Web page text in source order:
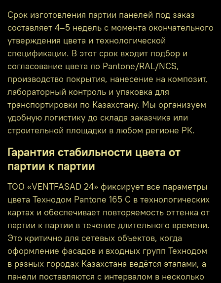
Срок изготовления партии панелей под заказ
составляет 4–5 недель с момента окончательного
утверждения цвета и технологической
спецификации. В этот срок входит подбор и
согласование цвета по Pantone/RAL/NCS,
производство покрытия, нанесение на композит,
лабораторный контроль и упаковка для
транспортировки по Казахстану. Мы организуем
удобную логистику до склада заказчика или
строительной площадки в любом регионе РК.
Гарантия стабильности цвета от
партии к партии
ТОО «VENTFASAD 24» фиксирует все параметры
цвета Технодом Pantone 165 C в технологических
картах и обеспечивает повторяемость оттенка от
партии к партии в течение длительного времени.
Это критично для сетевых объектов, когда
оформление фасадов и входных групп Технодом
в разных городах Казахстана ведётся этапами, а
панели поставляются с интервалом в несколько